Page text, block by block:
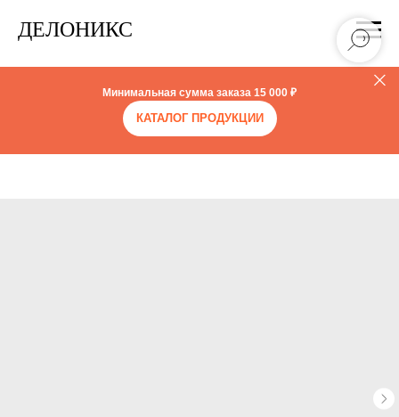
ДЕЛОНИКС
Минимальная сумма заказа 15 000 ₽
КАТАЛОГ ПРОДУКЦИИ